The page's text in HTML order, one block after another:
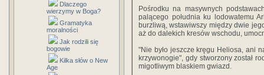
Dlaczego
wierzymy w Boga?
Gramatyka
moralności
Jak rodzili się
bogowie
Kilka słów o New
Age
Pośrodku na masywnych
palącego południa ku lodowatemu
burzliwą, wstawiwszy między dwie
aż do dalekich kresów wschodu,
"Nie było jeszcze kręgu Heliosa, ani
krzywonogie", gdy stworzony został
migotliwym blaskiem gwiazd.